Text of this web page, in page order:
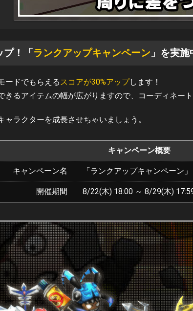
！「 ランクアップキャンペーン 」を実施
ードでもらえるスコアが30%アップします！
きるアイテムの幅が広がりますので、コーディネー
ャラクターを成長させちゃいましょう。
キャンペーン概要
キャンペーン名 「ランクアップキャンペーン」
開催期間 8/22(木) 18:00 ～ 8/29(木)